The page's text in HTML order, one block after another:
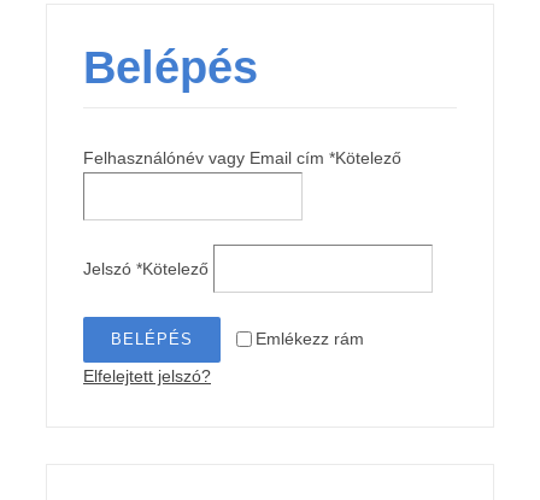
Belépés
Felhasználónév vagy Email cím *Kötelező
Jelszó *Kötelező
Emlékezz rám
BELÉPÉS
Elfelejtett jelszó?